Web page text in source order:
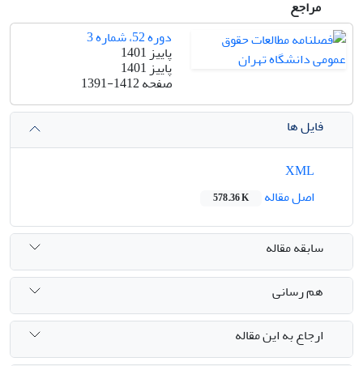
مراجع
دوره 52، شماره 3
پاییز 1401
پاییز 1401
صفحه1391-1412
فایل ها
اصل مقاله
578.36 K
سابقه مقاله
هم رسانی
ارجاع به این مقاله